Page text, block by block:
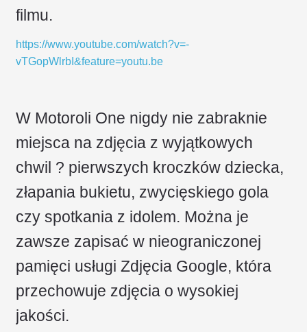
filmu.
https://www.youtube.com/watch?v=-
vTGopWlrbI&feature=youtu.be
W Motoroli One nigdy nie zabraknie
miejsca na zdjęcia z wyjątkowych
chwil ? pierwszych kroczków dziecka,
złapania bukietu, zwycięskiego gola
czy spotkania z idolem. Można je
zawsze zapisać w nieograniczonej
pamięci usługi Zdjęcia Google, która
przechowuje zdjęcia o wysokiej
jakości.